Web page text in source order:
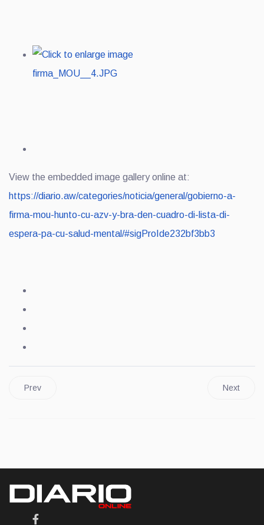
View the embedded image gallery online at:
https://diario.aw/categories/noticia/general/gobierno-a-
firma-mou-hunto-cu-azv-y-bra-den-cuadro-di-lista-di-
espera-pa-cu-salud-mental/#sigProIde232bf3bb3
Prev Next